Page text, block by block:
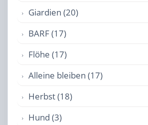
Giardien (20)
BARF (17)
Flöhe (17)
Alleine bleiben (17)
Herbst (18)
Hund (3)